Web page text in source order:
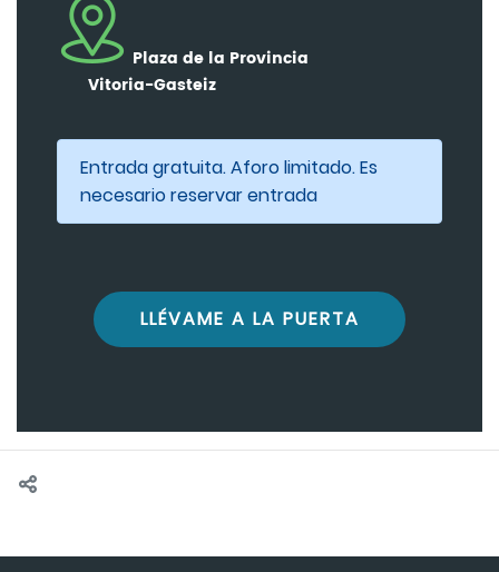
Plaza de la Provincia
Vitoria-Gasteiz
Entrada gratuita. Aforo limitado. Es
necesario reservar entrada
LLÉVAME A LA PUERTA